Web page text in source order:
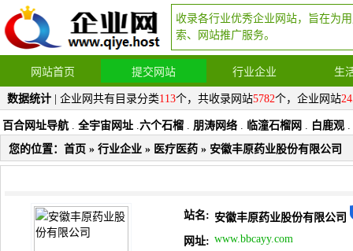
收录各行业优秀企业网站，旨在为
索、网站推广服务。
网站首页 提交网站 行业企业 生
数据统计 | 企业网共有目录分类113个，共收录网站5782个，企业网站
百合网址导航 . 全宇宙网址 .六个石榴 . 朋涛网络 . 临潼石榴网 . 白鹿观 .
您的位置： 首页 » 行业企业 » 医疗医药 » 安徽丰原药业股份有限公司
站名: 安徽丰原药业股份有限公司
网址: www.bbcayy.com